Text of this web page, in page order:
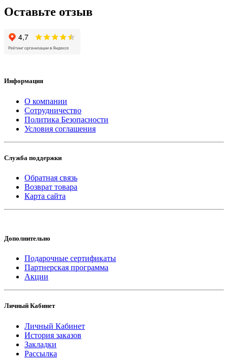
Оставьте отзыв
Информация
О компании
Сотрудничество
Политика Безопасности
Условия соглашения
Служба поддержки
Обратная связь
Возврат товара
Карта сайта
Дополнительно
Подарочные сертификаты
Партнерская программа
Акции
Личный Кабинет
Личный Кабинет
История заказов
Закладки
Рассылка